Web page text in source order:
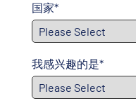
国家*
我感兴趣的是*